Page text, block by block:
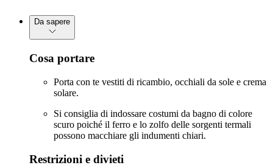
Da sapere
Cosa portare
Porta con te vestiti di ricambio, occhiali da sole e crema
solare.
Si consiglia di indossare costumi da bagno di colore
scuro poiché il ferro e lo zolfo delle sorgenti termali
possono macchiare gli indumenti chiari.
Restrizioni e divieti